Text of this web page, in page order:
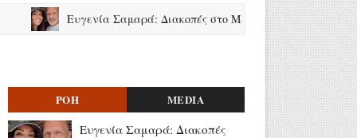
Ευγενία Σαμαρά: Διακοπές στο Μεξικό με τον Νίκο Μουτσινά
ΡΟΗ MEDIA
Ευγενία Σαμαρά: Διακοπές